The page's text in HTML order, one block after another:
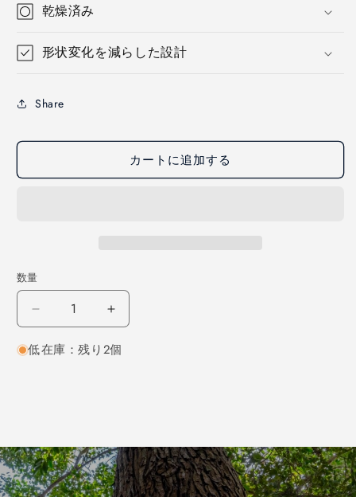
乾燥済み
形状変化を減らした設計
Share
カートに追加する
数量
イ
柾
目
450×15×230
ホ
イ
柾
目
450×15×230
低在庫：残り2個